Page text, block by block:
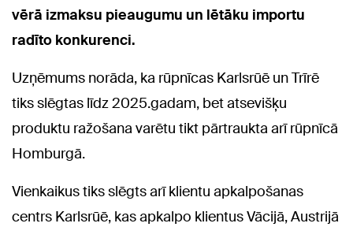
vērā izmaksu pieaugumu un lētāku importu
radīto konkurenci.
Uzņēmums norāda, ka rūpnīcas Karlsrūē un Trīrē
tiks slēgtas līdz 2025.gadam, bet atsevišķu
produktu ražošana varētu tikt pārtraukta arī rūpnīcā
Homburgā.
Vienkaikus tiks slēgts arī klientu apkalpošanas
centrs Karlsrūē, kas apkalpo klientus Vācijā, Austrijā